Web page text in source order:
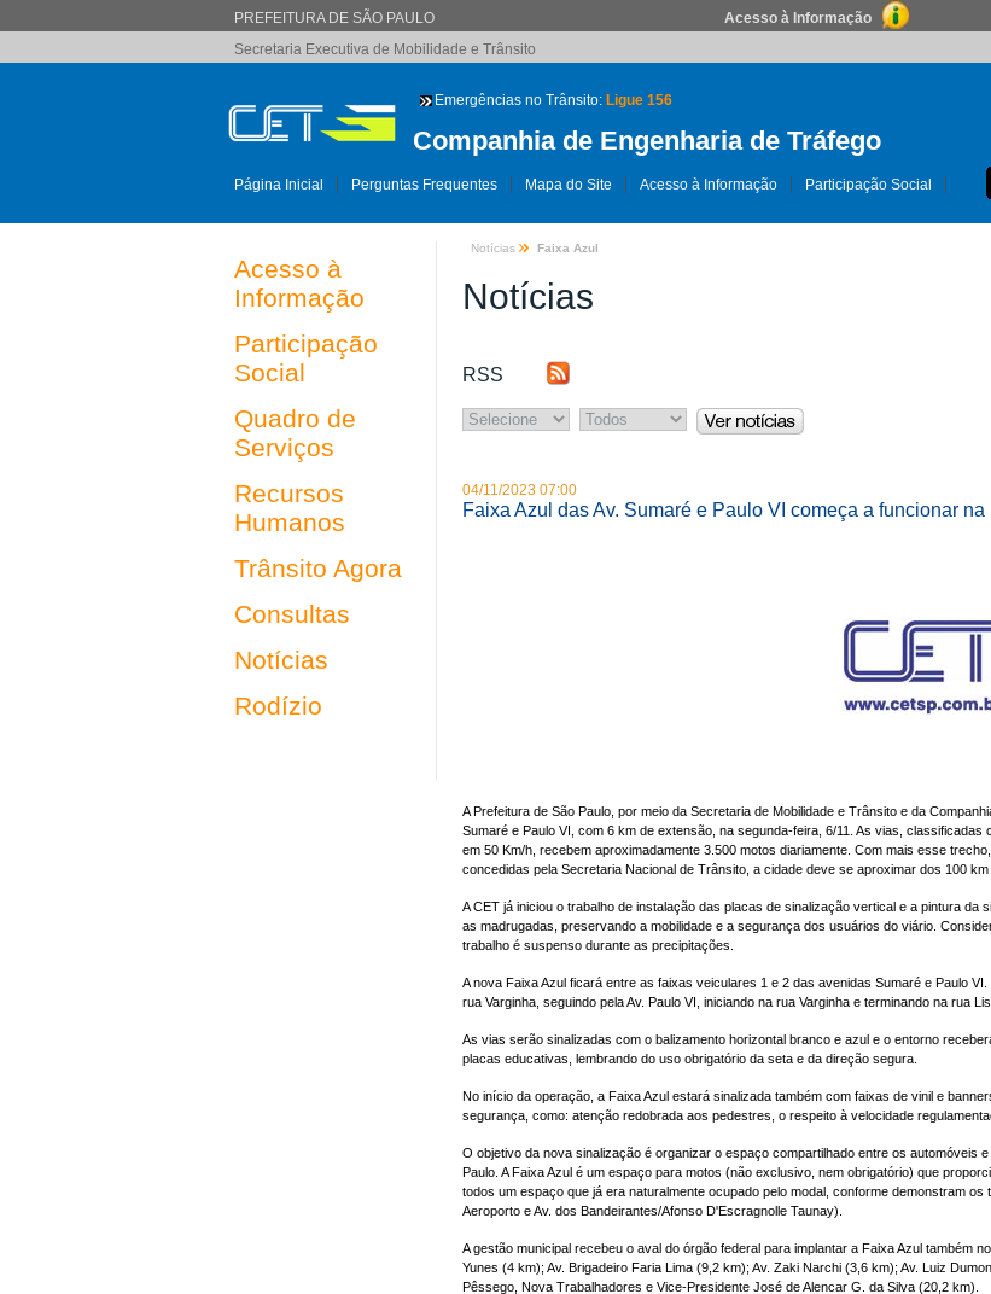
PREFEITURA DE SÃO PAULO Acesso à Informação
Secretaria Executiva de Mobilidade e Trânsito
Emergências no Trânsito: Ligue 156
Companhia de Engenharia de Tráfego
Página Inicial Perguntas Frequentes Mapa do Site Acesso à Informação Participação Social
Acesso à
Informação
Participação
Social
Quadro de
Serviços
Recursos
Humanos
Trânsito Agora
Consultas
Notícias
Rodízio
Notícias Faixa Azul
Notícias
RSS
04/11/2023 07:00
Faixa Azul das Av. Sumaré e Paulo VI começa a funcionar
A Prefeitura de São Paulo, por meio da Secretaria de Mobilidade e Trânsito e da
Sumaré e Paulo VI, com 6 km de extensão, na segunda-feira, 6/11. As vias,
em 50 Km/h, recebem aproximadamente 3.500 motos diariamente. Com mais esse
concedidas pela Secretaria Nacional de Trânsito, a cidade deve se aproximar dos 100 km
A CET já iniciou o trabalho de instalação das placas de sinalização vertical e a pintura
as madrugadas, preservando a mobilidade e a segurança dos usuários do viário.
trabalho é suspenso durante as precipitações.
A nova Faixa Azul ficará entre as faixas veiculares 1 e 2 das avenidas Sumaré e Paulo
rua Varginha, seguindo pela Av. Paulo VI, iniciando na rua Varginha e terminando na rua
As vias serão sinalizadas com o balizamento horizontal branco e azul e o entorno
placas educativas, lembrando do uso obrigatório da seta e da direção segura.
No início da operação, a Faixa Azul estará sinalizada também com faixas de vinil e
segurança, como: atenção redobrada aos pedestres, o respeito à velocidade
O objetivo da nova sinalização é organizar o espaço compartilhado entre os automóveis
Paulo. A Faixa Azul é um espaço para motos (não exclusivo, nem obrigatório) que
todos um espaço que já era naturalmente ocupado pelo modal, conforme demonstram
Aeroporto e Av. dos Bandeirantes/Afonso D'Escragnolle Taunay).
A gestão municipal recebeu o aval do órgão federal para implantar a Faixa Azul também
Yunes (4 km); Av. Brigadeiro Faria Lima (9,2 km); Av. Zaki Narchi (3,6 km); Av. Luiz
Pêssego, Nova Trabalhadores e Vice-Presidente José de Alencar G. da Silva (20,2 km).